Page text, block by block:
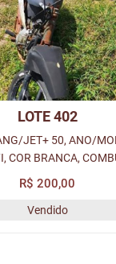
LOTE 402
JET+ 50, ANO/
COR BRANCA,
PLACA N/I - N/I,
N/I, CHASSI N/I, Nº
N/I, LOC. PÁTIO
R$ 200,00
Vendido